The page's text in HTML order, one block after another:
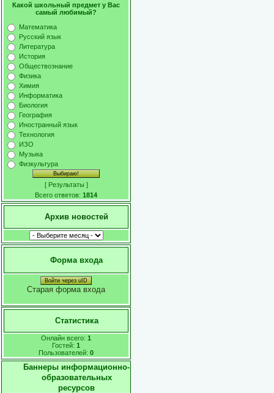
Какой школьный предмет у Вас
самый любимый?
Математика
Русский язык
Литература
История
Обществознание
Физика
Химия
Информатика
Биология
География
Иностранный язык
Технология
ИЗО
Музыка
Физкультура
[ Результаты ]
Всего ответов: 1814
Архив новостей
Форма входа
Войти через uID
Старая форма входа
Статистика
Онлайн всего: 1
Гостей: 1
Пользователей: 0
Баннеры информационно-
образовательных
ресурсов